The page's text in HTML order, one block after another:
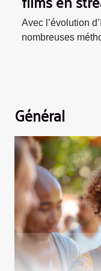
Avec l’évolution
nombreuses
Général